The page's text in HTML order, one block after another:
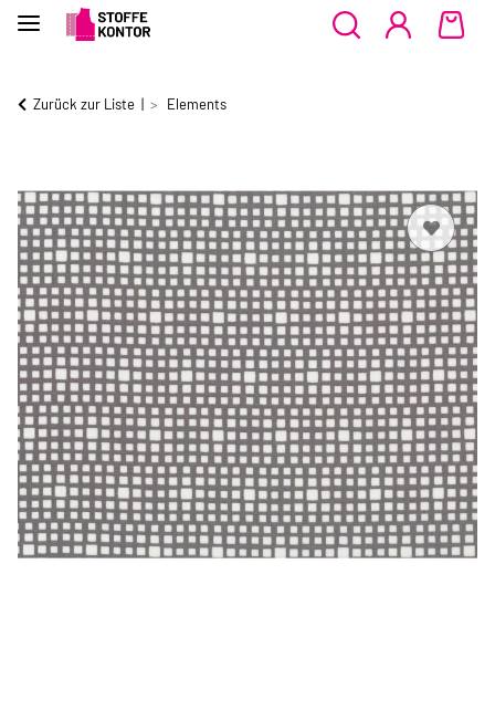
Zurück zur Liste Elements